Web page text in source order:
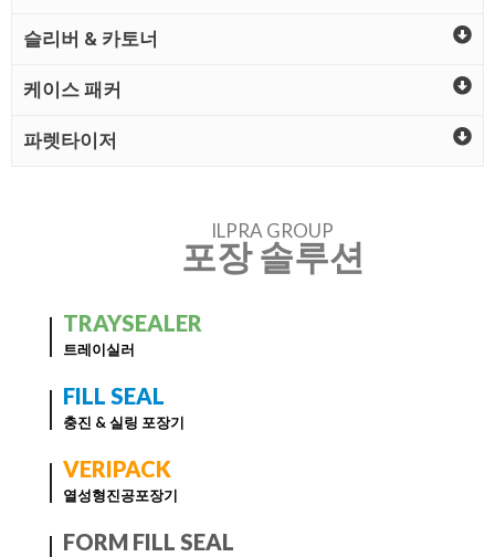
슬리버 & 카토너
케이스 패커
파렛타이저
ILPRA GROUP
포장 솔루션
TRAYSEALER
트레이실러
FILL SEAL
충진 & 실링 포장기
VERIPACK
열성형진공포장기
FORM FILL SEAL